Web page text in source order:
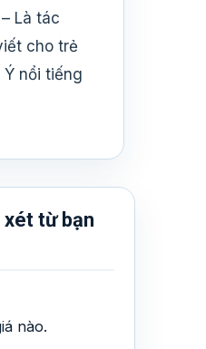
Là tác
cho trẻ
nổi tiếng
xét từ bạn
nào.